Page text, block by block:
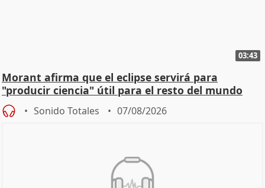
03:43
Morant afirma que el eclipse servirá para
"producir ciencia" útil para el resto del mundo
Sonido Totales 07/08/2026